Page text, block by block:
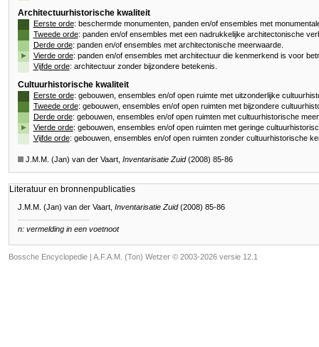
Architectuurhistorische kwaliteit
Eerste orde: beschermde monumenten, panden en/of ensembles met
Tweede orde: panden en/of ensembles met een nadrukkelijke architectonische
Derde orde: panden en/of ensembles met architectonische meerwaarde.
►
Vierde orde: panden en/of ensembles met architectuur die kenmerkend is voor
Vijfde orde: architectuur zonder bijzondere betekenis.
Cultuurhistorische kwaliteit
Eerste orde: gebouwen, ensembles en/of open ruimte met uitzonderlijke
Tweede orde: gebouwen, ensembles en/of open ruimten met bijzondere
Derde orde: gebouwen, ensembles en/of open ruimten met cultuurhistorische
►
Vierde orde: gebouwen, ensembles en/of open ruimten met geringe
Vijfde orde: gebouwen, ensembles en/of open ruimten zonder cultuurhistorische
J.M.M. (Jan) van der Vaart, Inventarisatie Zuid(2008) 85-86
Literatuur en bronnenpublicaties
J.M.M. (Jan) van der Vaart, Inventarisatie Zuid(2008) 85-86
n: vermelding in een voetnoot
Bossche Encyclopedie | A.F.A.M. (Ton) Wetzer © 2003-2026 versie 12.1